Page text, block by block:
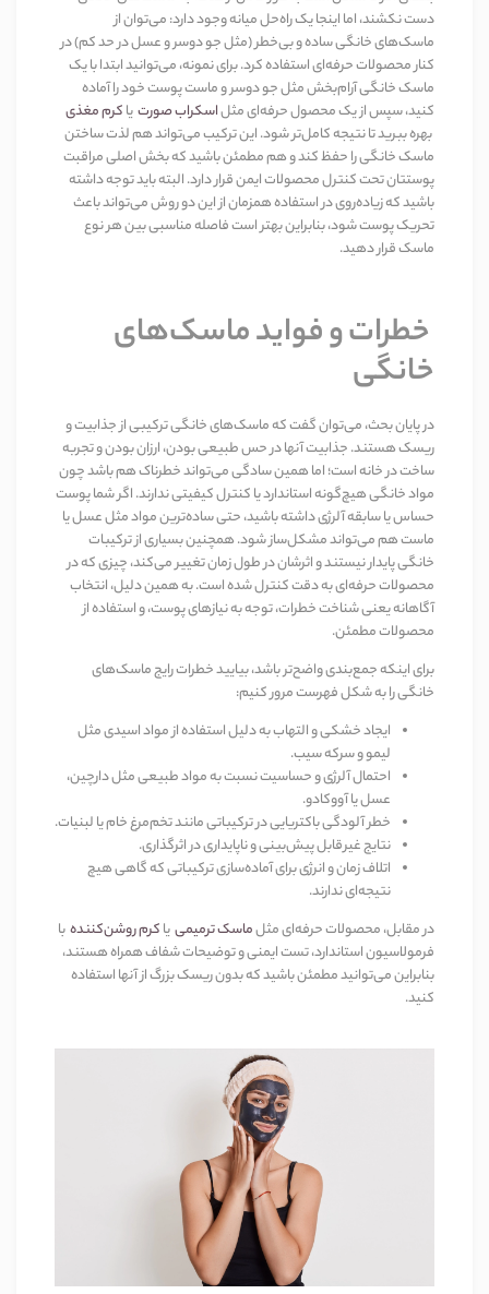
دست نکشند، اما اینجا یک راه‌حل میانه وجود دارد: می‌توان از
ماسک‌های خانگی ساده و بی‌خطر (مثل جو دوسر و عسل در حد کم) در
کنار محصولات حرفه‌ای استفاده کرد. برای نمونه، می‌توانید ابتدا با یک
ماسک خانگی آرام‌بخش مثل جو دوسر و ماست پوست خود را آماده
کنید، سپس از یک محصول حرفه‌ای مثلاسکراب صورتیاکرم مغذی
بهره ببرید تا نتیجه کامل‌تر شود. این ترکیب می‌تواند هم لذت ساختن
ماسک خانگی را حفظ کند و هم مطمئن باشید که بخش اصلی مراقبت
پوستتان تحت کنترل محصولات ایمن قرار دارد. البته باید توجه داشته
باشید که زیاده‌روی در استفاده همزمان از این دو روش می‌تواند باعث
تحریک پوست شود، بنابراین بهتر است فاصله مناسبی بین هر نوع
ماسک قرار دهید.
خطرات و فواید ماسک‌های
خانگی
در پایان بحث، می‌توان گفت که ماسک‌های خانگی ترکیبی از جذابیت و
ریسک هستند. جذابیت آنها در حس طبیعی بودن، ارزان بودن و تجربه
ساخت در خانه است؛ اما همین سادگی می‌تواند خطرناک هم باشد چون
مواد خانگی هیچ‌گونه استاندارد یا کنترل کیفیتی ندارند. اگر شما پوست
حساس یا سابقه آلرژی داشته باشید، حتی ساده‌ترین مواد مثل عسل یا
ماست هم می‌تواند مشکل‌ساز شود. همچنین بسیاری از ترکیبات
خانگی پایدار نیستند و اثرشان در طول زمان تغییر می‌کند، چیزی که در
محصولات حرفه‌ای به دقت کنترل شده است. به همین دلیل، انتخاب
آگاهانه یعنی شناخت خطرات، توجه به نیازهای پوست، و استفاده از
محصولات مطمئن.
برای اینکه جمع‌بندی واضح‌تر باشد، بیایید خطرات رایج ماسک‌های
خانگی را به شکل فهرست مرور کنیم:
ایجاد خشکی و التهاب به دلیل استفاده از مواد اسیدی مثل
لیمو و سرکه سیب.
احتمال آلرژی و حساسیت نسبت به مواد طبیعی مثل دارچین،
عسل یا آووکادو.
خطر آلودگی باکتریایی در ترکیباتی مانند تخم‌مرغ خام یا لبنیات.
نتایج غیرقابل پیش‌بینیو ناپایداری در اثرگذاری.
اتلاف زمان و انرژیبرای آماده‌سازی ترکیباتی که گاهی هیچ
نتیجه‌ای ندارند.
در مقابل، محصولات حرفه‌ای مثلماسک ترمیمییاکرم روشن‌کنندهبا
فرمولاسیون استاندارد، تست ایمنی و توضیحات شفاف همراه هستند،
بنابراین می‌توانید مطمئن باشید که بدون ریسک بزرگ از آنها استفاده
کنید.